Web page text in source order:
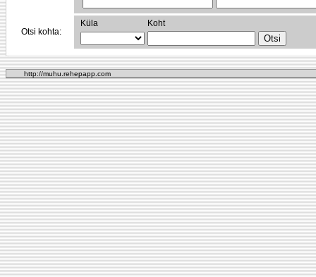
Otsi kohta:
Küla Koht
http://muhu.rehepapp.com